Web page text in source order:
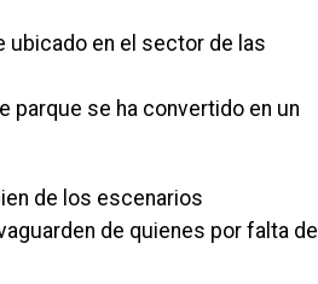
ubicado en el sector de las
se ha convertido en un
de los escenarios
de quienes por falta de